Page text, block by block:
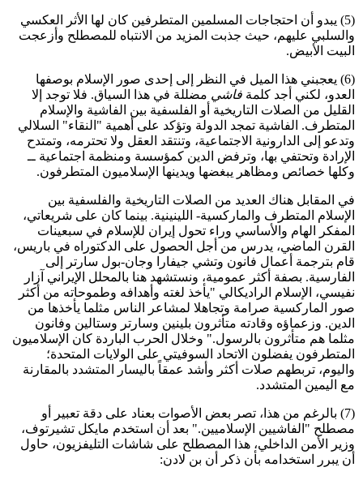
(5) يبدو أن احتجاجات المسلمين المتطرفين كان لها الأثر العكسي
والسلبي عليهم، حيث جذبت المزيد من الانتباه للمصطلح وأزعجت
البيت الأبيض.
(6) يعجبني هذا الميل في النظر إلى إحدى صور الإسلام بوصفها
العدو، لكني أجد كلمة فاشي مضللة في هذا السياق. فلا توجد إلا
القليل من الصلات التاريخية أو الفلسفية بين الفاشية والإسلام
المتطرف. الفاشية تمجد الدولة وتؤكد على أهمية "النقاء" السلالي
وتدعو إلى الدارونية الاجتماعية، وتنتقد العقل ولا تحترمه، وتمتدح
الإرادة وتحتفي بها، وترفض الدين كمؤسسة ومنظمة اجتماعية ــ
وكلها خصائص ومظاهر يبغضها ويدينها الإسلاميون المتطرفون.
في المقابل هناك العديد من الصلات التاريخية والفلسفية بين
الإسلام المتطرف والماركسية- اللينينية. بينما كان على شريعاتي،
المفكر الهام والأساسي وراء تحول إيران للإسلام في سبعينات
القرن الماضي، يدرس من أجل الحصول على الدكتوراه في باريس،
قام بترجمة أعمال فانون وتشي جيفارا وجان-بول سارتر إلى
الفارسية. بصفة أكثر عمومية، ونستشهد هنا بالمحلل الإيراني آزار
نفيسي، الإسلام الراديكالي "يأخذ لغته وأهدافه وطموحاته من أكثر
صور الماركسية صرامة وتجاهلا لمشاعر الناس مثلما يأخذها من
الدين. وزعماؤه وقادته متأثرون بلينين وسارتر وستالين وفانون
مثلما هم متأثرون بالرسول." وخلال الحرب الباردة كان الإسلاميون
المتطرفون يفضلون الاتحاد السوفيتي على الولايات المتحدة؛
واليوم، تربطهم صلات أكثر وأشد عمقاً باليسار المتشدد بالمقارنة
مع اليمين المتشدد.
(7) بالرغم من هذا، تصر بعض الأصوات بعناد على دقة تعبير أو
مصطلح "الفاشيين الإسلاميين." بعد أن استخدم مايكل تشيرتوف،
وزير الأمن الداخلي، هذا المصطلح على شاشات التليفزيون، حاول
أن يبرر استخدامه بأن ذكر أن بن لادن: